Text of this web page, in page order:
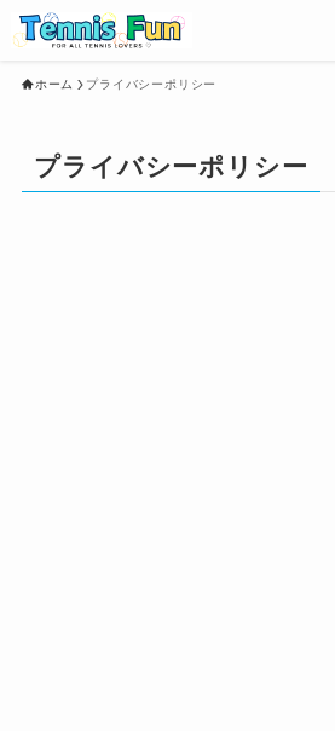
ホーム プライバシーポリシー
プライバシーポリシー